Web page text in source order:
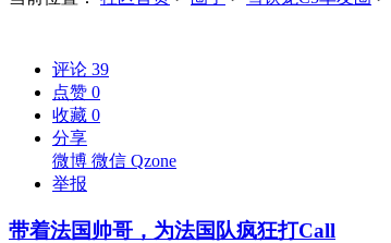
评论 39
点赞 0
收藏 0
分享
微博 微信 Qzone
举报
带着法国帅哥，为法国队疯狂打Call